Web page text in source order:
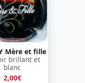
Mère et fille
brillant et
blanc
2,00€